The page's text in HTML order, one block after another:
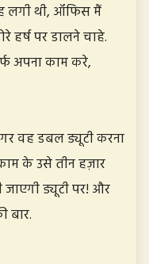
लगी थी, ऑफिस मैं
पर डालने चाहे.
अपना काम करे,
वह डबल ड्यूटी करना
के उसे तीन हज़ार
जाएगी ड्यूटी पर! और
बार.